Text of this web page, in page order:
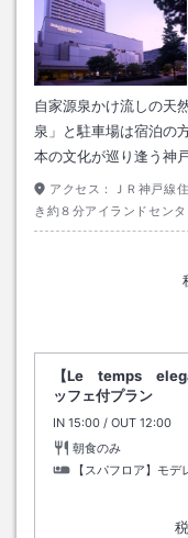
自家源泉かけ流しの天
泉」と駐車場は宿泊の
本の文化が巡り逢う神
アクセス：
ＪＲ神戸線
き約８分アイランドセン
【Le temps
ッフェ付プラン
IN チェックイン
15:00 / OUT チェック
12:00
朝食のみ
【スパフロア】モデ